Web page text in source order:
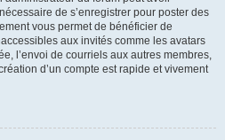
de s’enregistrer pour poster des
vous permet de bénéficier de
aux invités comme les avatars
l’envoi de courriels aux autres membres,
d’un compte est rapide et vivement